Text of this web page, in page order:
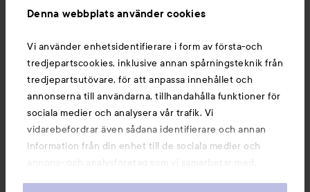
Denna webbplats använder cookies
Vi använder enhetsidentifierare i form av första-och
tredjepartscookies, inklusive annan spårningsteknik från
tredjepartsutövare, för att anpassa innehållet och
annonserna till användarna, tillhandahålla funktioner för
sociala medier och analysera vår trafik. Vi
vidarebefordrar även sådana identifierare och annan
information från din enhet till de sociala medier och
annons- och analysföretag som vi samarbetar med.
Du kanske också gillar